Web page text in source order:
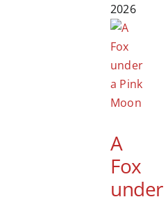
2026
A
Fox
under